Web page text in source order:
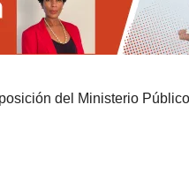
del Ministerio